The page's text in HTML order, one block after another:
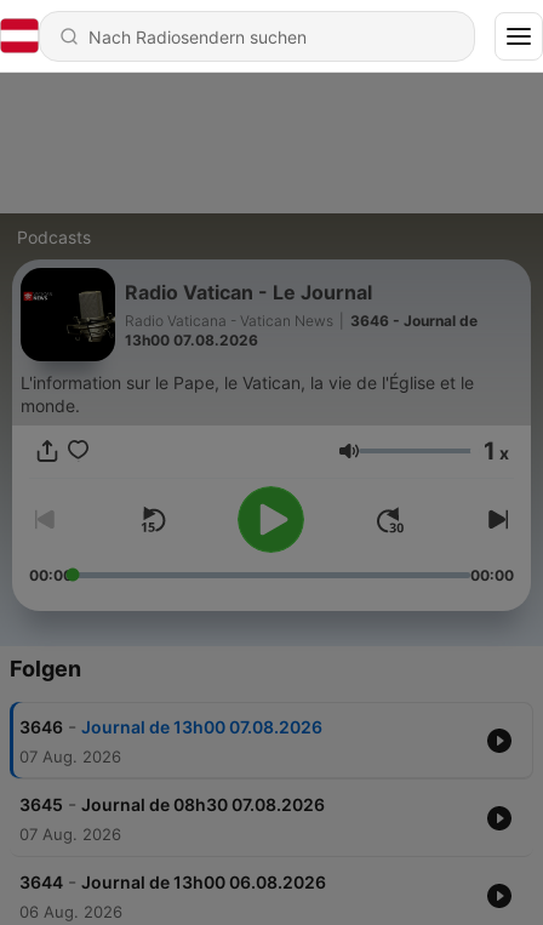
Podcasts
Radio Vatican - Le Journal
Radio Vaticana - Vatican News
3646 - Journal de
13h00 07.08.2026
L'information sur le Pape, le Vatican, la vie de l'Église et le
monde.
Lautstärke 1 x
00:00 00:00
Folgen
3646 - Journal de 13h00 07.08.2026
07 Aug. 2026
3645 - Journal de 08h30 07.08.2026
07 Aug. 2026
3644 - Journal de 13h00 06.08.2026
06 Aug. 2026